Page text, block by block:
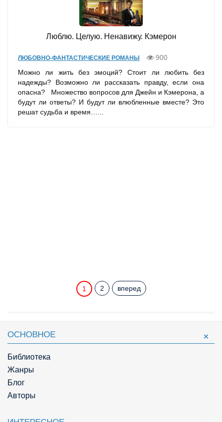
Люблю. Целую. Ненавижу. Кэмерон
ЛЮБОВНО-ФАНТАСТИЧЕСКИЕ РОМАНЫ
900
Можно ли жить без эмоций? Стоит ли любить без
надежды? Возможно ли рассказать правду, если она
опасна? Множество вопросов для Джейн и Кэмерона, а
будут ли ответы? И будут ли влюбленные вместе? Это
решат судьба и время…...
1 2 вперед
ОСНОВНОЕ
Библиотека
Жанры
Блог
Авторы